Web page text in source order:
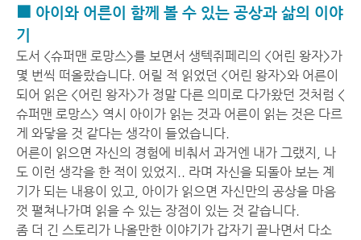
■ 아이와 어른이 함께 볼 수 있는 공상과 삶의 이야
기
도서 <슈퍼맨 로망스>를 보면서 생텍쥐페리의 <어린 왕자>가
몇 번씩 떠올랐습니다. 어릴 적 읽었던 <어린 왕자>와 어른이
되어 읽은 <어린 왕자>가 정말 다른 의미로 다가왔던 것처럼 <
슈퍼맨 로망스> 역시 아이가 읽는 것과 어른이 읽는 것은 다르
게 와닿을 것 같다는 생각이 들었습니다.
어른이 읽으면 자신의 경험에 비춰서 과거엔 내가 그랬지, 나
도 이런 생각을 한 적이 있었지.. 라며 자신을 되돌아 보는 계
기가 되는 내용이 있고, 아이가 읽으면 자신만의 공상을 마음
껏 펼쳐나가며 읽을 수 있는 장점이 있는 것 같습니다.
좀 더 긴 스토리가 나올만한 이야기가 갑자기 끝나면서 다소